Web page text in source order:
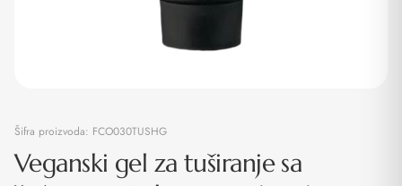
Šifra proizvoda: FCO030TUSHG
Veganski gel za tuširanje sa